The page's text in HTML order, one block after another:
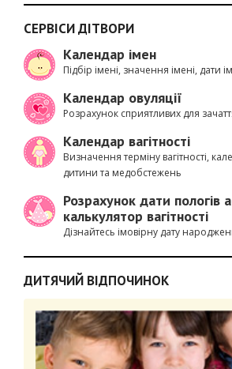
СЕРВІСИ ДІТВОРИ
Календар імен
Підбір імені, значення імені, дати
Календар овуляції
Розрахунок сприятливих для
Календар вагітності
Визначення терміну вагітності,
дитини та медобстежень
Розрахунок дати пологів
калькулятор вагітності
Дізнайтесь імовірну дату
ДИТЯЧИЙ ВІДПОЧИНОК